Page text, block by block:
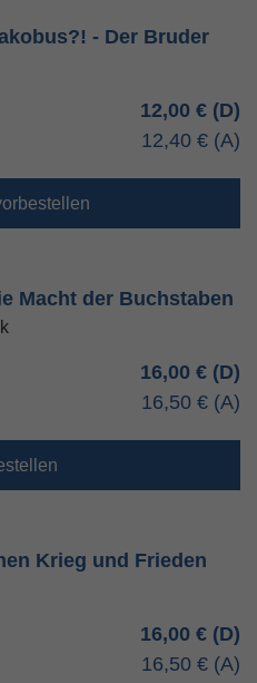
- Der Bruder
12,00 €
12,40 €
Macht der Buchstaben
16,00 €
16,50 €
Krieg und Frieden
16,00 €
16,50 €